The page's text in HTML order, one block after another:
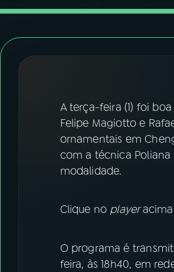
08FESTIVAL DE MÚSICA
Instagram X
A terça-feira (1) foi
Felipe Magiotto e
ornamentais em
com a técnica
modalidade.
Clique no player
O programa é
feira, às 18h40, em